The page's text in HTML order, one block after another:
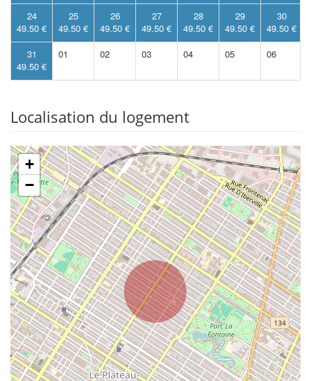
24
49.50 €
25
49.50 €
26
49.50 €
27
49.50 €
28
49.50 €
29
49.50 €
30
49.50 €
31
49.50 €
01 02 03 04 05 06
Localisation du logement
+
−